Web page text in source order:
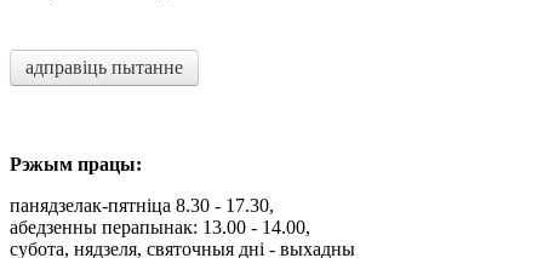
адправіць пытанне
Рэжым працы:
панядзелак-пятніца 8.30 - 17.30,
абедзенны перапынак: 13.00 - 14.00,
субота, нядзеля, святочныя дні - выхадны